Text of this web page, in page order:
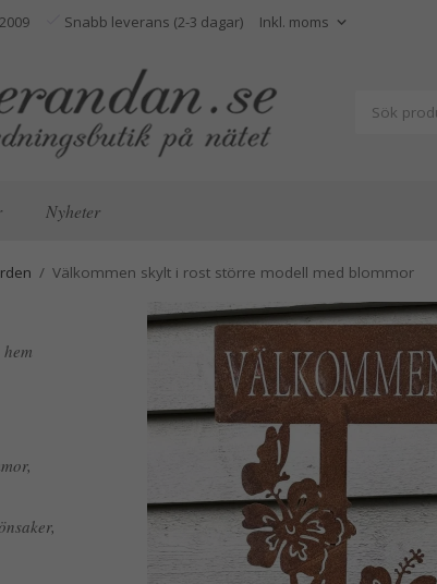
Snabb leverans (2-3 dagar)
Nyheter
/ Välkommen skylt i rost större modell med blommor